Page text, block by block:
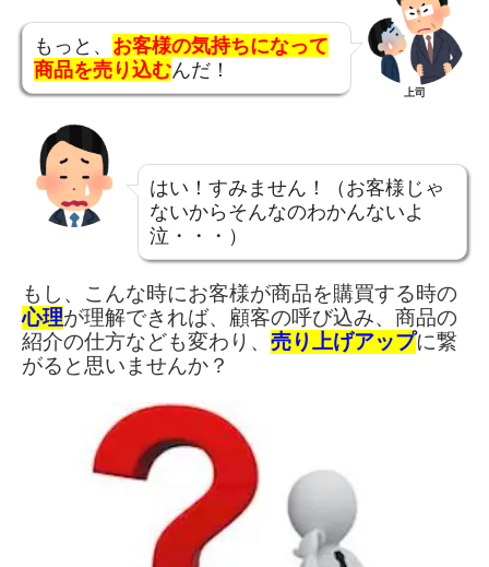
もっと、 お客様の気持ちになって
商品を売り込むんだ！
上司
はい！すみません！（お客様じゃ
ないからそんなのわかんないよ
泣・・・）
もし、こんな時にお客様が商品を購買する時の
心理が理解できれば、顧客の呼び込み、商品の
紹介の仕方なども変わり、 売り上げアップに繋
がると思いませんか？